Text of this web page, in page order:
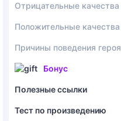
Отрицательные качества
Положительные качества
Причины поведения героя
Бонус
Полезные ссылки
Тест по произведению